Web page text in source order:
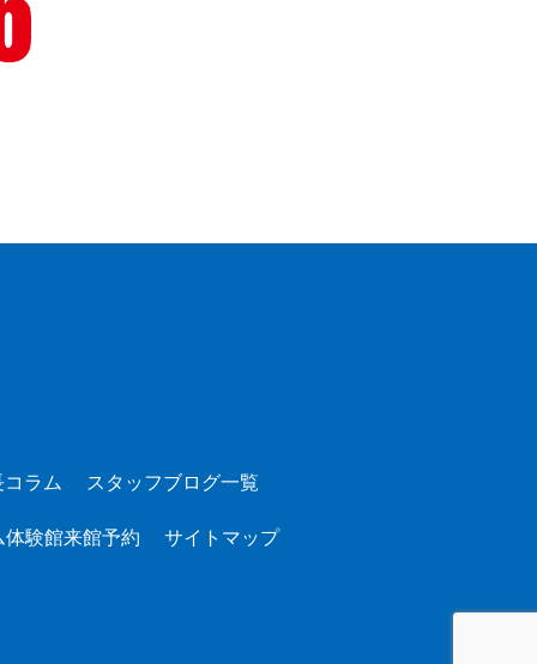
ラム スタッフブログ一覧
験館来館予約 サイトマップ